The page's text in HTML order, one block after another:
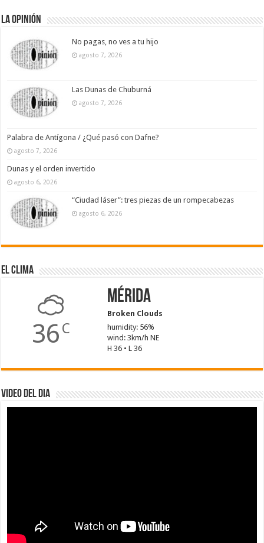
La Opinión
No pagas, no ves a tu hijo
agosto 7, 2026
Las Dunas de Chuburná
agosto 7, 2026
Palabra de Antígona / ¿Qué pasó con Dafne?
agosto 7, 2026
Dunas y el orden invertido
agosto 6, 2026
“Ciudad láser”: tres piezas de un rompecabezas
agosto 6, 2026
El Clima
36 C
Mérida
Broken Clouds
humidity: 56%
wind: 3km/h NE
H 36 • L 36
Video del dia